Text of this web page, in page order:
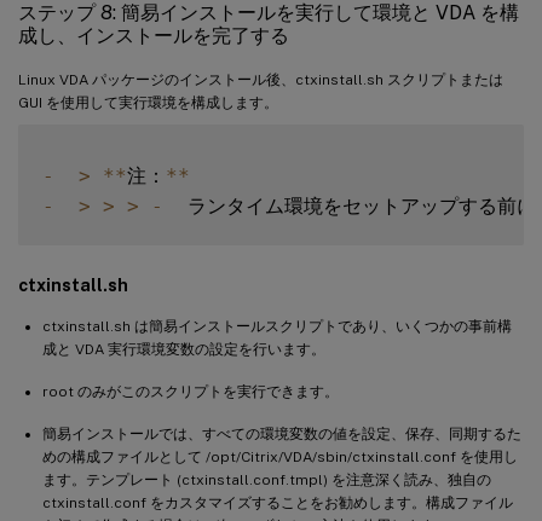
### true
## yes
## y
##
DbCustomizePostgreSQL
## PostgreSQL service name
DbPostgreSQLServiceName="postgresql"
ステップ 8: 簡易インストールを実行して環境と VDA を構
成し、インストールを完了する
Linux VDA パッケージのインストール後、ctxinstall.sh スクリプトまたは
GUI を使用して実行環境を構成します。
- > **注： **
-
> > > -
ランタイム環境をセットアップする前に
ctxinstall.sh
ctxinstall.sh は簡易インストールスクリプトであり、いくつかの事前構
成と VDA 実行環境変数の設定を行います。
root のみがこのスクリプトを実行できます。
簡易インストールでは、すべての環境変数の値を設定、保存、同期するた
めの構成ファイルとして /opt/Citrix/VDA/sbin/ctxinstall.conf を使用し
ます。テンプレート (ctxinstall.conf.tmpl) を注意深く読み、独自の
ctxinstall.conf をカスタマイズすることをお勧めします。構成ファイル